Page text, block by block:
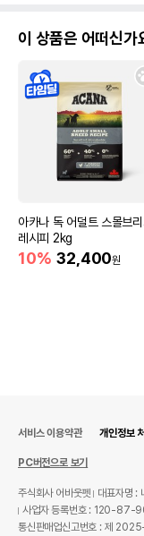
AS책임자와 전화번호
전화번호
이 상품은 어떠신가
아카나 독 어덜트 스몰브
레시피 2kg
10% 32,400원
서비스 이용약관 개인정보
PC버전으로 보기
주식회사 어바웃펫
대표자명 :
사업자 등록번호 : 120-
통신판매업신고번호 : 제